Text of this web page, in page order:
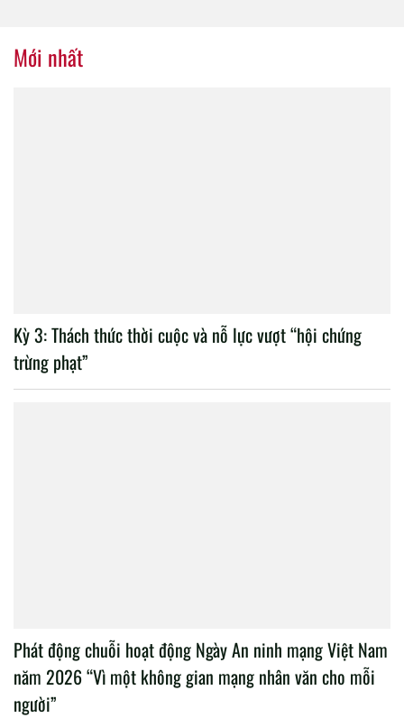
Mới nhất
Kỳ 3: Thách thức thời cuộc và nỗ lực vượt “hội chứng
trừng phạt”
Phát động chuỗi hoạt động Ngày An ninh mạng Việt Nam
năm 2026 “Vì một không gian mạng nhân văn cho mỗi
người”